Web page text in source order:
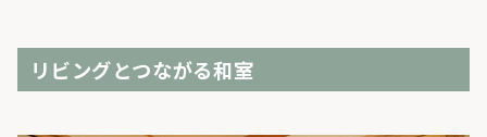
リビングとつながる和室